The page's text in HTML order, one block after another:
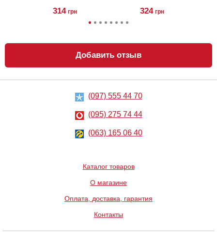
314 грн 324 грн
Анальный
лубрикант на
водной основе
Just Glide Anal,
грн
Металлическая
пробка Slash, S
668
Pleasure Fantasy
vibrator
Добавить отзыв
(097) 555 44 70
(095) 275 74 44
(063) 165 06 40
Каталог товаров
О магазине
Оплата, доставка, гарантия
Контакты